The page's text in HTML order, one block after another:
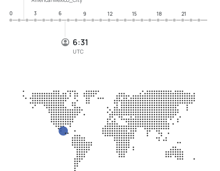
6:31
UTC
0
3 6 9 12 15 18 21